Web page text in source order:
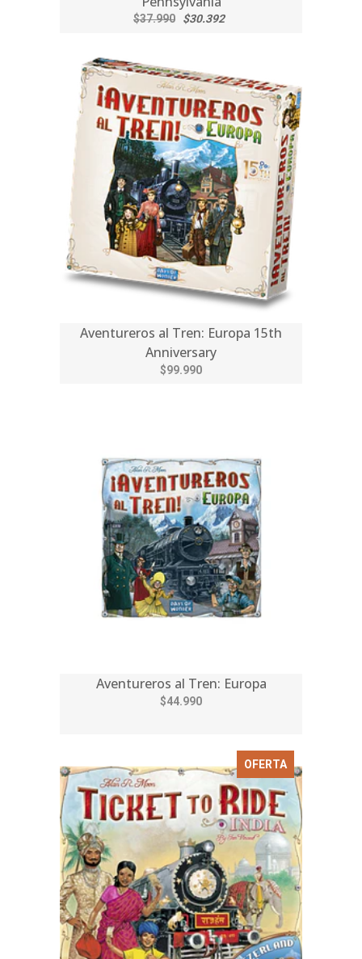
$37.990 $30.392
Aventureros al Tren: Europa 15th
Anniversary
$99.990
Aventureros al Tren: Europa
$44.990
OFERTA